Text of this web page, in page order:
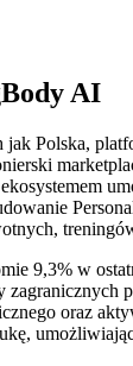
AI
Polska,
9,3% w
oraz